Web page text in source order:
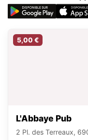
5,00 €
L'Abbaye Pub
2 Pl. des Terreaux,